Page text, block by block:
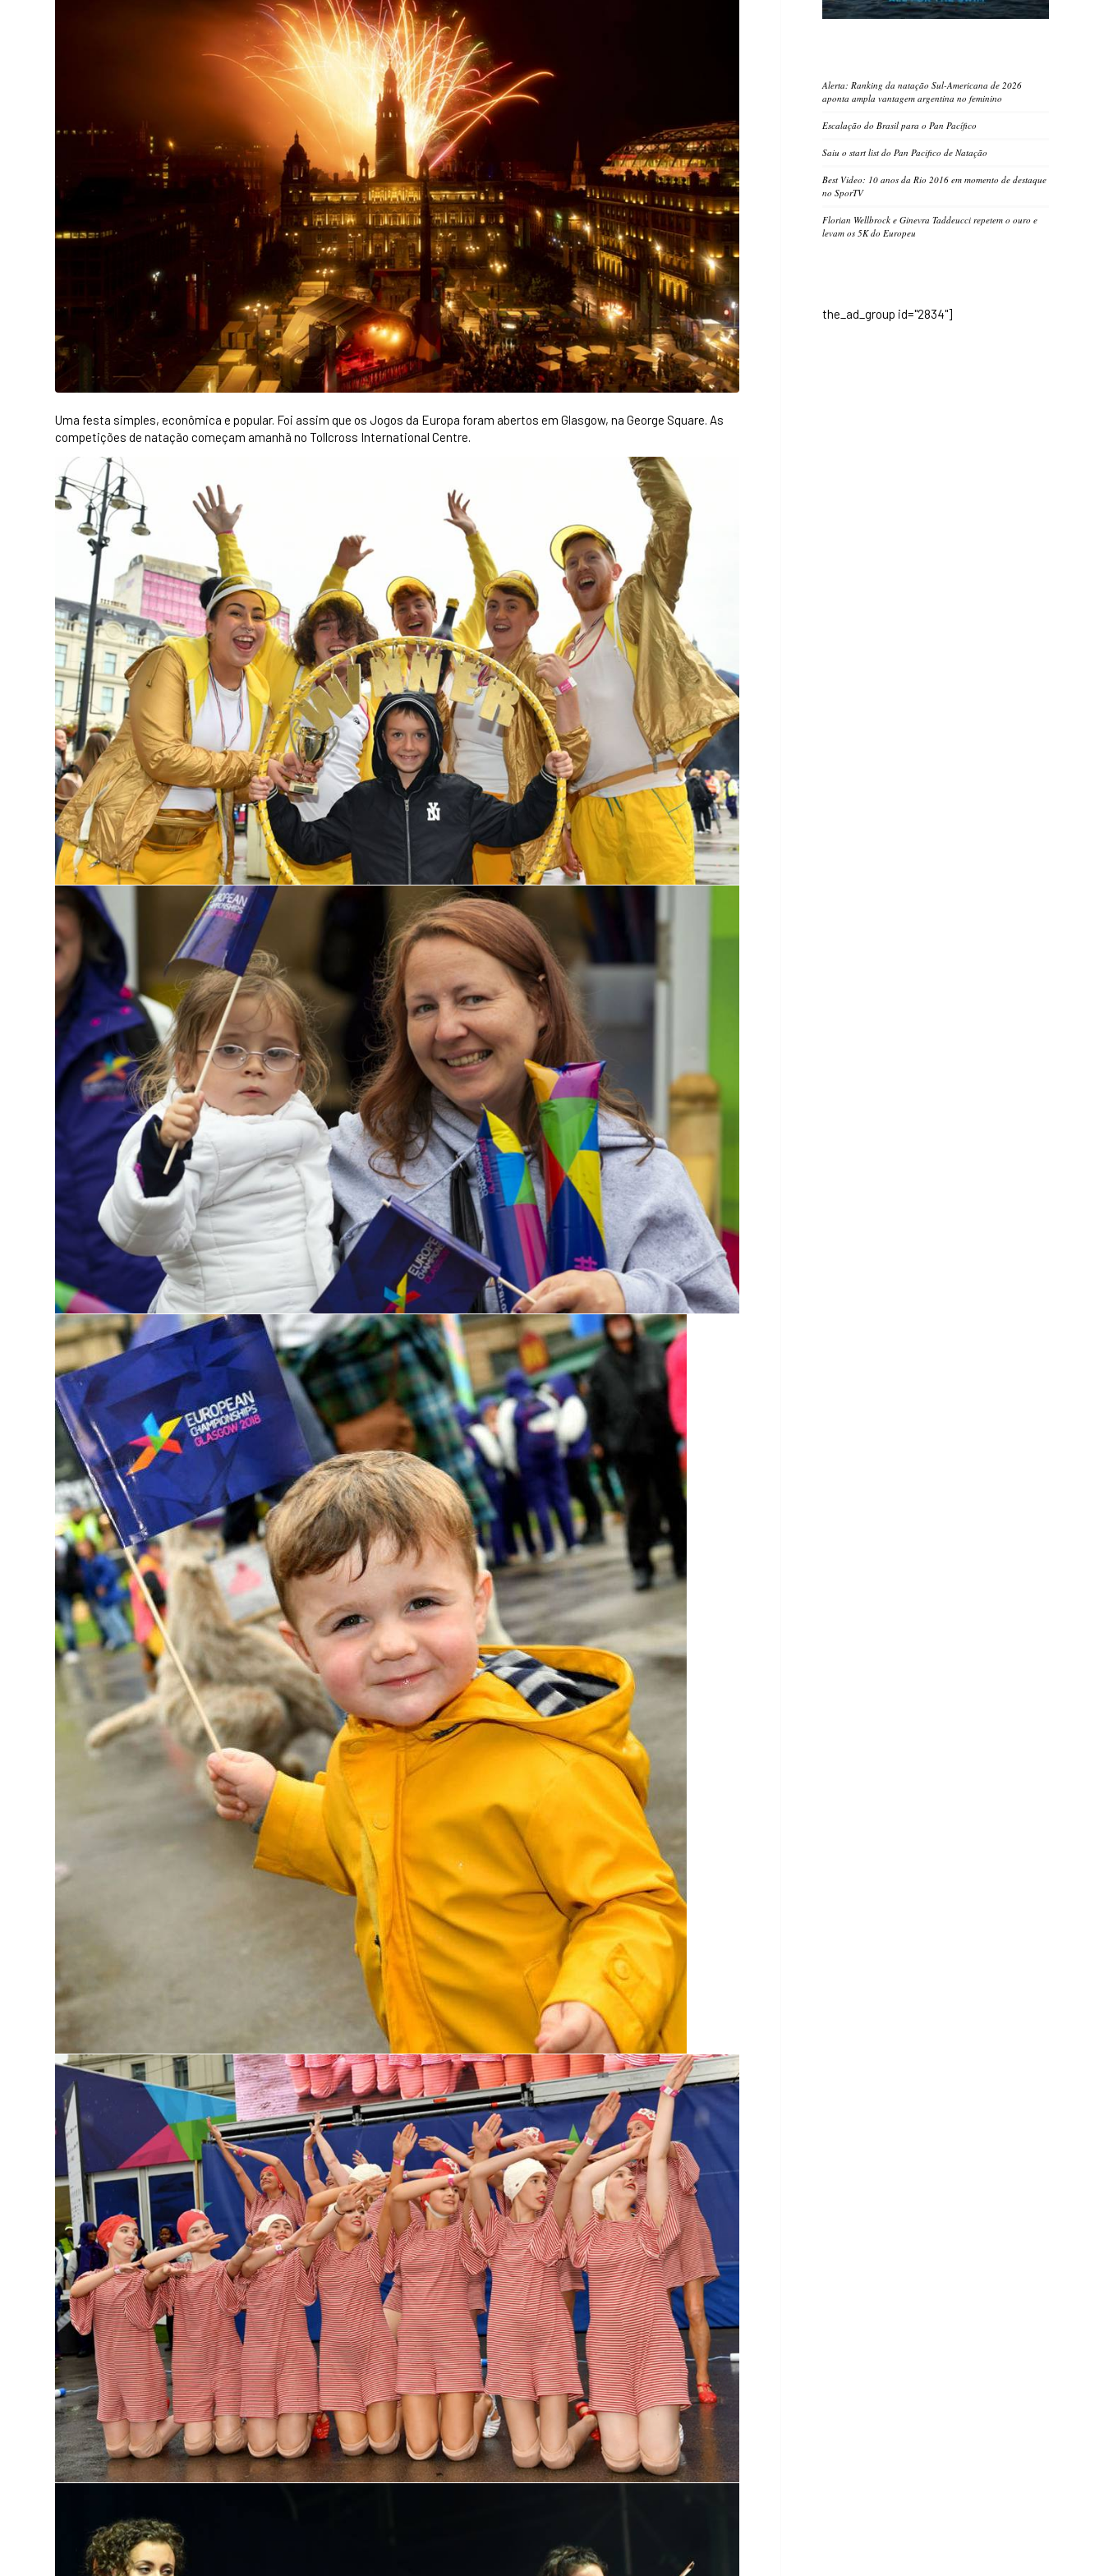
Uma festa simples, econômica e popular. Foi assim que os Jogos da Europa foram abertos em Glasgow, na George Square. As
competições de natação começam amanhã no Tollcross International Centre.
Alerta: Ranking da natação Sul-Americana de 2026
aponta ampla vantagem argentina no feminino
Escalação do Brasil para o Pan Pacífico
Saiu o start list do Pan Pacifico de Natação
Best Video: 10 anos da Rio 2016 em momento de destaque
no SporTV
Florian Wellbrock e Ginevra Taddeucci repetem o ouro e
levam os 5K do Europeu
the_ad_group id="2834"]